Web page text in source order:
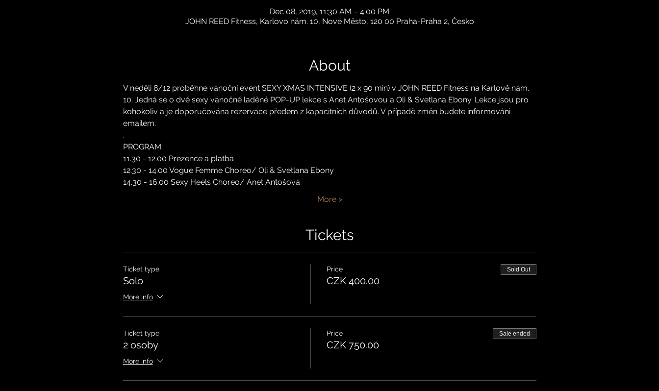
Dec 08, 2019, 11:30 AM – 4:00 PM
JOHN REED Fitness, Karlovo nám. 10, Nové Město, 120 00 Praha-Praha 2, Česko
About
V neděli 8/12 proběhne vánoční event SEXY XMAS INTENSIVE (2 x 90 min) v JOHN REED Fitness na Karlově nám.
10. Jedná se o dvě sexy vánočně laděné POP-UP lekce s Anet Antošovou a Oli & Svetlana Ebony. Lekce jsou pro
kohokoliv a je doporučována rezervace předem z kapacitních důvodů. V případě změn budete informováni
emailem.
.
PROGRAM:
11.30 - 12.00 Prezence a platba
12.30 - 14.00 Vogue Femme Choreo/ Oli & Svetlana Ebony
14.30 - 16.00 Sexy Heels Choreo/ Anet Antošová
More >
Tickets
Ticket type
Solo
More info
Price
CZK 400.00
Sold Out
Ticket type
2 osoby
More info
Price
CZK 750.00
Sale ended